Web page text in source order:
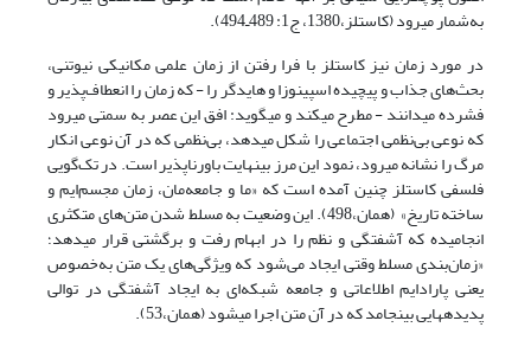
به‌شمار می­رود (کاستلز،1380، ج1: 489ـ494).
در مورد زمان نیز کاستلز با فرا رفتن از زمان علمی مکانیکی نیوتنی،
بحث‌های جذاب و پیچیده‌ اسپینوزا و ‏هایدگر را - که زمان را انعطاف‌پذیر و
فشرده می­دانند - مطرح می­کند و می­گوید: افق این عصر به سمتی می­رود
که نوعی بی‌نظمی اجتماعی را شکل می­دهد، بی‌نظمی که در آن نوعی انکار
مرگ را نشانه می­رود، نمود این مرز بی­نهایت باورناپذیر است. در تک‌گویی
فلسفی کاستلز چنین آمده است که «ما و جامعه‌مان، زمان مجسم‌ایم و
ساخته‌ تاریخ» (همان،498). این وضعیت به مسلط شدن متن‌های متکثری
انجامیده که آشفتگی و نظم را در ابهام رفت و برگشتی قرار می­دهد؛
«زمان‌بندی مسلط وقتی ایجاد می‌شود که ویژگی‌های یک متن به‌خصوص
یعنی پارادایم اطلاعاتی و جامعه شبکه‌ای به ایجاد آشفتگی در توالی
پدیده‏هایی بینجامد که در آن متن اجرا می­شود (همان،53).